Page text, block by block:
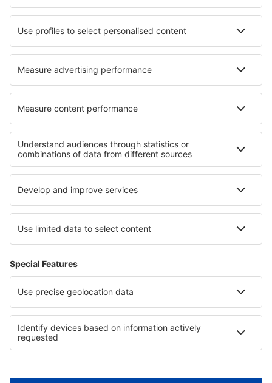
Vueling
Iberia
Air Europa
Wizz Air
Sobre eSky
Términos y condiciones
Mis reservas
Política de privacidad
Asistencia y contacto
Países
Páginas web internacionales
eSky.eu eSky.com eDestinos.com